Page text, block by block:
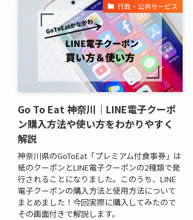
行政・公共サービス
Go To Eat 神奈川｜LINE電子クーポ
ン購入方法や使い方をわかりやすく
解説
神奈川県のGoToEat「プレミアム付食事券」は
紙のクーポンとLINE電子クーポンの2種類で発
行されることになりました。このうち、LINE
電子クーポンの購入方法と使用方法について
まとめました！今回実際に購入してみたので
その画面付きで解説します。